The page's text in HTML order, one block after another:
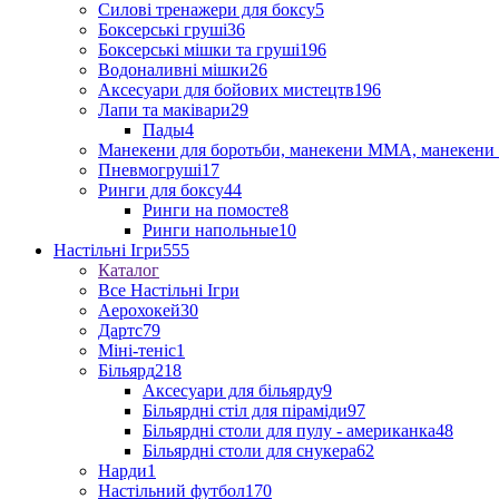
Силові тренажери для боксу5
Боксерські груші36
Боксерські мішки та груші196
Водоналивні мішки26
Аксесуари для бойових мистецтв196
Лапи та маківари29
Пады4
Манекени для боротьби, манекени ММА, манекени
Пневмогруші17
Ринги для боксу44
Ринги на помосте8
Ринги напольные10
Настільні Ігри555
Каталог
Все Настільні Ігри
Аерохокей30
Дартс79
Міні-теніс1
Більярд218
Аксесуари для більярду9
Більярдні стіл для піраміди97
Більярдні столи для пулу - американка48
Більярдні столи для снукера62
Нарди1
Настільний футбол170